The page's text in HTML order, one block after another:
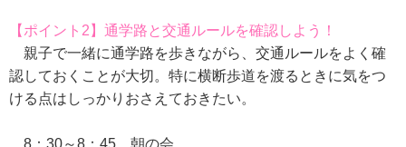
【ポイント2】通学路と交通ルールを確認しよう！
親子で一緒に通学路を歩きながら、交通ルールをよく確
認しておくことが大切。特に横断歩道を渡るときに気をつ
ける点はしっかりおさえておきたい。
8：30～8：45 朝の会